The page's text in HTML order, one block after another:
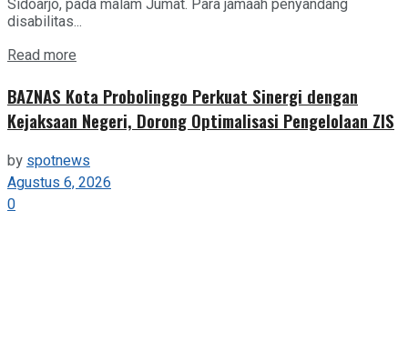
Sidoarjo, pada malam Jumat. Para jamaah penyandang
disabilitas...
Read more
BAZNAS Kota Probolinggo Perkuat Sinergi dengan
Kejaksaan Negeri, Dorong Optimalisasi Pengelolaan ZIS
byspotnews
Agustus 6, 2026
0